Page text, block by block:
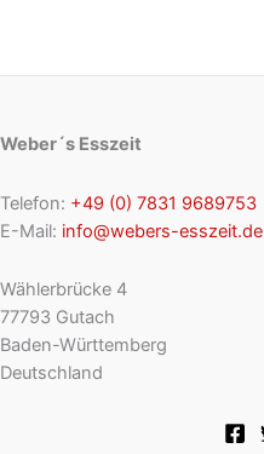
Weber´s Esszeit
Telefon: +49 (0) 7831 9689753
E-Mail: info@webers-esszeit.de
Wählerbrücke 4
77793 Gutach
Baden-Württemberg
Deutschland